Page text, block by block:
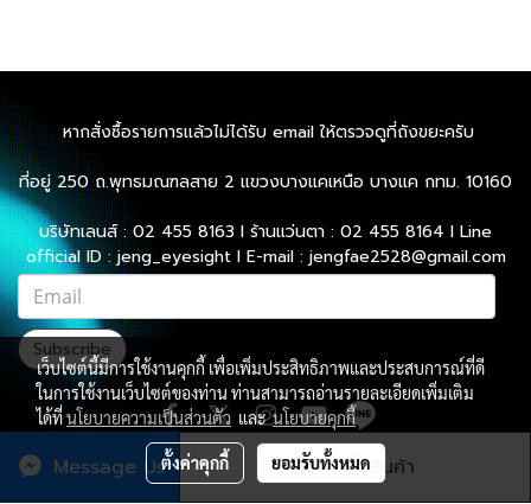
สั่งซื้อสินค้า
Message Us
หากสั่งซื้อรายการแล้วไม่ได้รับ email ให้ตรวจดูที่ถังขยะครับ
ที่อยู่ 250 ถ.พุทธมณฑลสาย 2 แขวงบางแคเหนือ บางแค กทม. 10160
บริษัทเลนส์ : 02 455 8163 l ร้านแว่นตา : 02 455 8164 l Line
official ID : jeng_eyesight l E-mail : jengfae2528@gmail.com
Subscribe
เว็บไซต์นี้มีการใช้งานคุกกี้ เพื่อเพิ่มประสิทธิภาพและประสบการณ์ที่ดี
ในการใช้งานเว็บไซต์ของท่าน ท่านสามารถอ่านรายละเอียดเพิ่มเติม
ได้ที่นโยบายความเป็นส่วนตัว และนโยบายคุกกี้
ตั้งค่าคุกกี้ ยอมรับทั้งหมด